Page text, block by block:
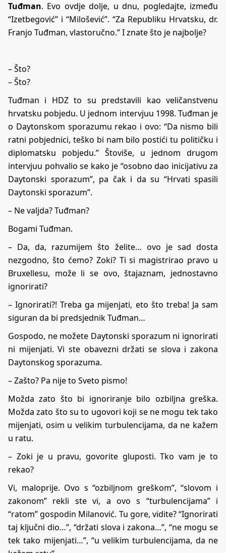
Tuđman. Evo ovdje dolje, u dnu, pogledajte, između
“Izetbegović” i “Milošević”. “Za Republiku Hrvatsku, dr.
Franjo Tuđman, vlastoručno.” I znate što je najbolje?
– Što?
– Što?
Tuđman i HDZ to su predstavili kao veličanstvenu
hrvatsku pobjedu. U jednom intervjuu 1998. Tuđman je
o Daytonskom sporazumu rekao i ovo: “Da nismo bili
ratni pobjednici, teško bi nam bilo postići tu političku i
diplomatsku pobjedu.” Štoviše, u jednom drugom
intervjuu pohvalio se kako je “osobno dao inicijativu za
Daytonski sporazum”, pa čak i da su “Hrvati spasili
Daytonski sporazum”.
– Ne valjda? Tuđman?
Bogami Tuđman.
– Da, da, razumijem što želite… ovo je sad dosta
nezgodno, što ćemo? Zoki? Ti si magistrirao pravo u
Bruxellesu, može li se ovo, štajaznam, jednostavno
ignorirati?
– Ignorirati?! Treba ga mijenjati, eto što treba! Ja sam
siguran da bi predsjednik Tuđman…
Gospodo, ne možete Daytonski sporazum ni ignorirati
ni mijenjati. Vi ste obavezni držati se slova i zakona
Daytonskog sporazuma.
– Zašto? Pa nije to Sveto pismo!
Možda zato što bi ignoriranje bilo ozbiljna greška.
Možda zato što su to ugovori koji se ne mogu tek tako
mijenjati, osim u velikim turbulencijama, da ne kažem
u ratu.
– Zoki je u pravu, govorite gluposti. Tko vam je to
rekao?
Vi, maloprije. Ovo s “ozbiljnom greškom”, “slovom i
zakonom” rekli ste vi, a ovo s “turbulencijama” i
“ratom” gospodin Milanović. Tu gore, vidite? “Ignorirati
taj ključni dio…”, “držati slova i zakona…”, “ne mogu se
tek tako mijenjati…”, “u velikim turbulencijama, da ne